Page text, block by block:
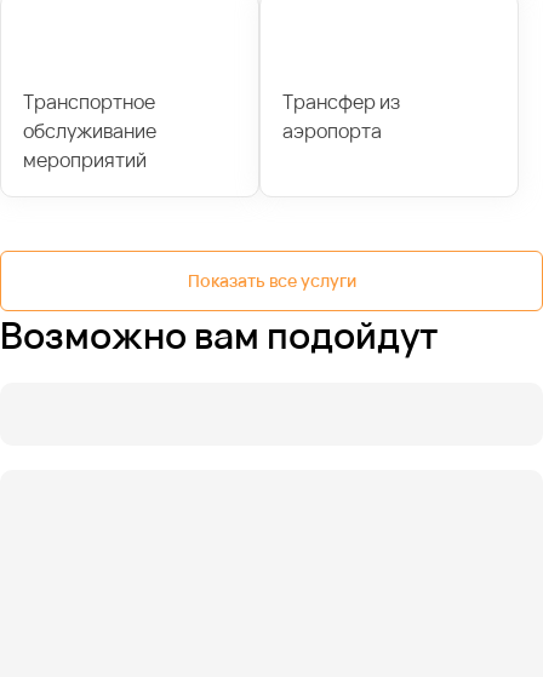
Транспортное
обслуживание
мероприятий
Трансфер из
аэропорта
Показать все услуги
Возможно вам подойдут